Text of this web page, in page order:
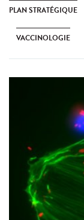
PLAN STRATÉGIQUE
VACCINOLOGIE